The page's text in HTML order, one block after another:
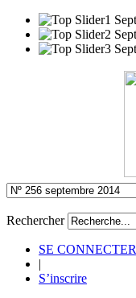
Rechercher
SE CONNECTER
|
S’inscrire